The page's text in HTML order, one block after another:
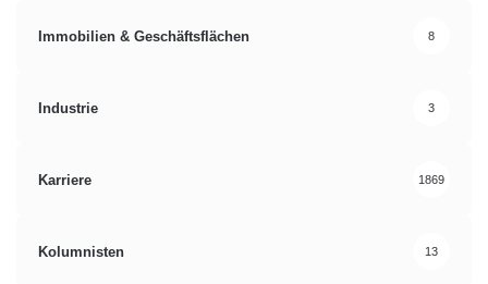
Immobilien & Geschäftsflächen 8
Industrie 3
Karriere 1869
Kolumnisten 13